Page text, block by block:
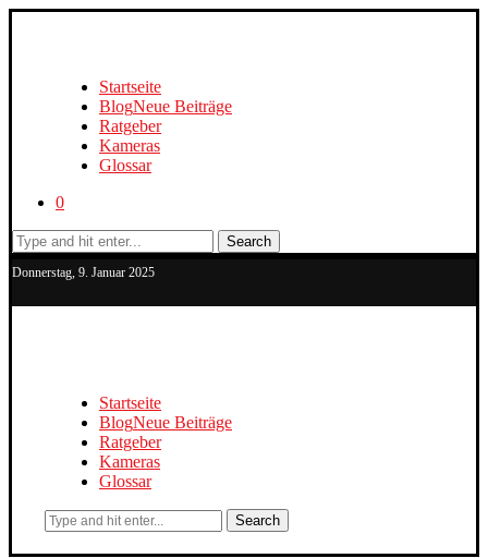
Startseite
BlogNeue Beiträge
Ratgeber
Kameras
Glossar
0
Search
Donnerstag, 9. Januar 2025
Startseite
BlogNeue Beiträge
Ratgeber
Kameras
Glossar
Search